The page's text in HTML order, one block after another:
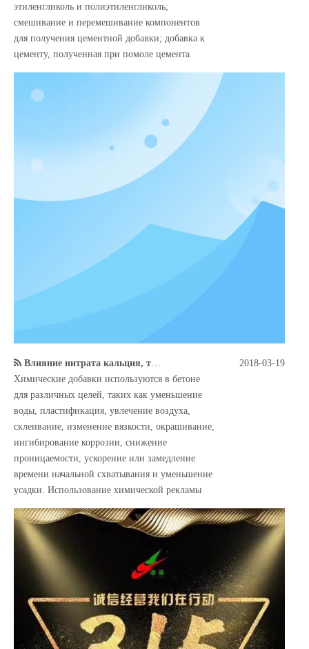
этиленгликоль и полиэтиленгликоль;
смешивание и перемешивание компонентов
для получения цементной добавки; добавка к
цементу, полученная при помоле цемента
Влияние нитрата кальция, триэтаноламина и триизопропаноламина на прочность на сжатие растворов
Химические добавки используются в бетоне
для различных целей, таких как уменьшение
воды, пластификация, увлечение воздуха,
склеивание, изменение вязкости, окрашивание,
ингибирование коррозии, снижение
проницаемости, ускорение или замедление
времени начальной схватывания и уменьшение
усадки. Использование химической рекламы
2018-03-19